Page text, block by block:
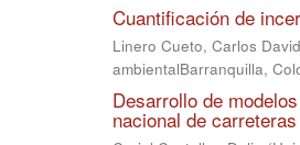
Cuantificación de
Linero Cueto, Carlos David
ambientalBarranquilla,
Desarrollo de
nacional de